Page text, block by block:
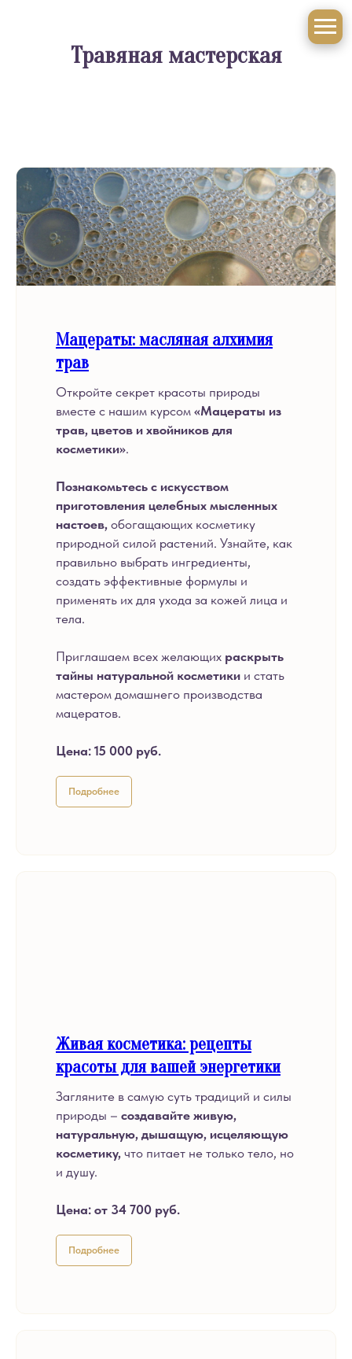
Травяная мастерская
Мацераты: масляная алхимия
трав
Откройте секрет красоты природы
вместе с нашим курсом «Мацераты из
трав, цветов и хвойников для
косметики».
Познакомьтесь с искусством
приготовления целебных мысленных
настоев, обогащающих косметику
природной силой растений. Узнайте, как
правильно выбрать ингредиенты,
создать эффективные формулы и
применять их для ухода за кожей лица и
тела.
Приглашаем всех желающих раскрыть
тайны натуральной косметики и стать
мастером домашнего производства
мацератов.
Цена: 15 000 руб.
Подробнее
Живая косметика: рецепты
красоты для вашей энергетики
Загляните в самую суть традиций и силы
природы – создавайте живую,
натуральную, дышащую, исцеляющую
косметику, что питает не только тело, но
и душу.
Цена: от 34 700 руб.
Подробнее